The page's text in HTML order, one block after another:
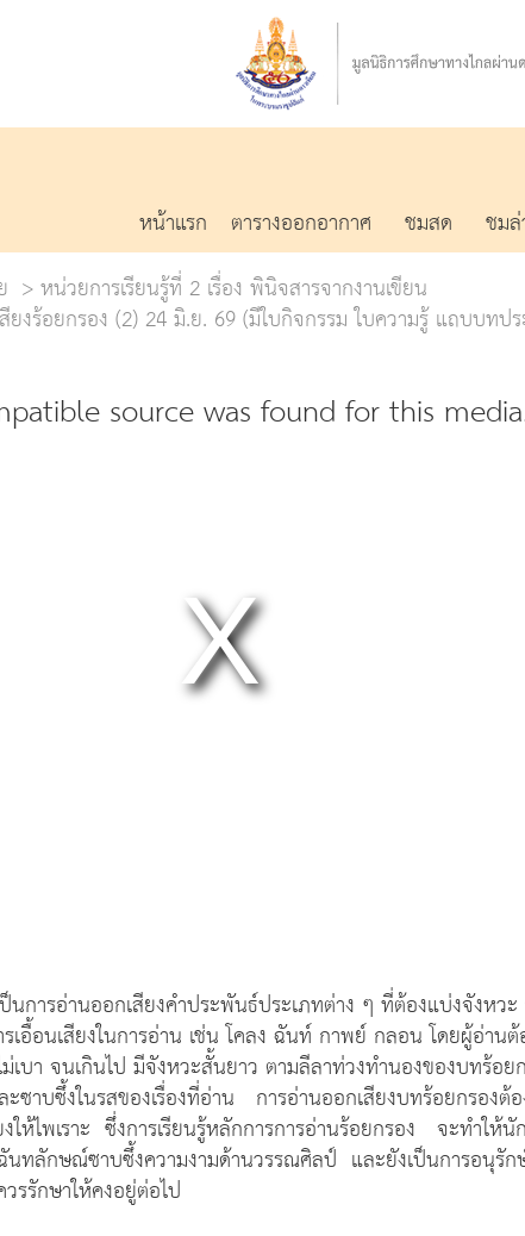
หน้าแรก ตารางออกอากาศ ชมสด ชม
หน่วยการเรียนรู้ที่ 2 เรื่อง พินิจสารจากงานเขียน
ยงร้อยกรอง (2) 24 มิ.ย. 69 (มีใบกิจกรรม ใบความรู้ แถบบท
source was found for this
นการอ่านออกเสียงคำประพันธ์ประเภทต่าง ๆ ที่ต้องแบ่งจังหว
อื้อนเสียงในการอ่าน เช่น โคลง ฉันท์ กาพย์ กลอน โดยผู้อ่านต้
เบา จนเกินไป มีจังหวะสั้นยาว ตามลีลาท่วงทำนองของบทร้อย
ะซาบซึ้งในรสของเรื่องที่อ่าน การอ่านออกเสียงบทร้อยกรองต้
ให้ไพเราะ ซึ่งการเรียนรู้หลักการการอ่านร้อยกรอง จะทำให้นั
นทลักษณ์ซาบซึ้งความงามด้านวรรณศิลป์ และยังเป็นการอนุรั
รรักษาให้คงอยู่ต่อไป